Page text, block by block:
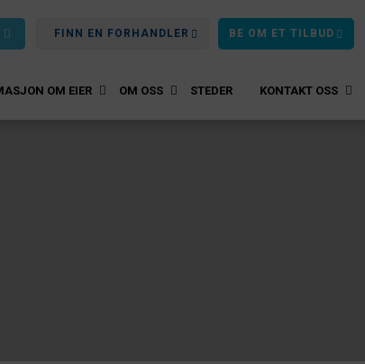
FINN EN FORHANDLER BE OM ET TILBUD
OM EIER OM OSS STEDER KONTAKT OSS